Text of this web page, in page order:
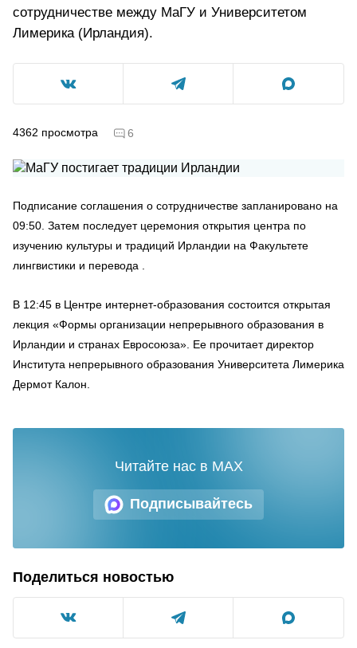
сотрудничестве между МаГУ и Университетом
Лимерика (Ирландия).
4362 просмотра 6
Подписание соглашения о сотрудничестве запланировано на
09:50. Затем последует церемония открытия центра по
изучению культуры и традиций Ирландии на Факультете
лингвистики и перевода .
В 12:45 в Центре интернет-образования состоится открытая
лекция «Формы организации непрерывного образования в
Ирландии и странах Евросоюза». Ее прочитает директор
Института непрерывного образования Университета Лимерика
Дермот Калон.
Подписывайтесь
Читайте нас в MAX
Поделиться новостью